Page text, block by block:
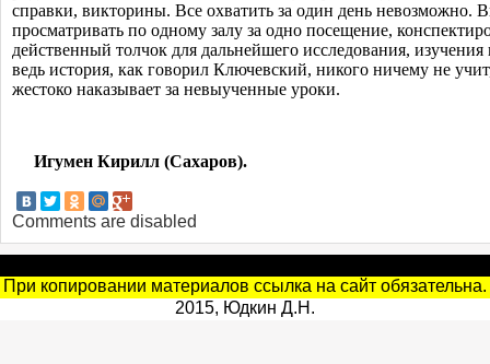
справки, викторины. Все охватить за один день невозможно.
просматривать по одному залу за одно посещение,
действенный толчок для дальнейшего исследования,
ведь история, как говорил Ключевский, никого ничему не
жестоко наказывает за невыученные уроки.
Игумен Кирилл (Сахаров).
Comments are disabled
При копировании материалов ссылка на сайт обязательна.
2015, Юдкин Д.Н.